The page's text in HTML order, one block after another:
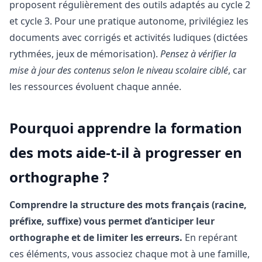
proposent régulièrement des outils adaptés au cycle 2
et cycle 3. Pour une pratique autonome, privilégiez les
documents avec corrigés et activités ludiques (dictées
rythmées, jeux de mémorisation). Pensez à vérifier la
mise à jour des contenus selon le niveau scolaire ciblé, car
les ressources évoluent chaque année.
Pourquoi apprendre la formation
des mots aide-t-il à progresser en
orthographe ?
Comprendre la structure des mots français (racine,
préfixe, suffixe) vous permet d’anticiper leur
orthographe et de limiter les erreurs. En repérant
ces éléments, vous associez chaque mot à une famille,